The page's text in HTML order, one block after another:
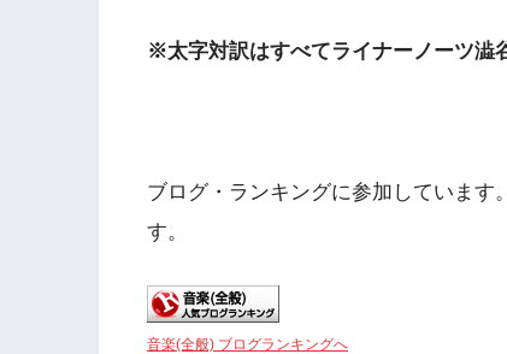
※太字対訳はすべてライナーノーツ澁
ブログ・ランキングに参加しています
す。
音楽(全般) ブログランキングへ